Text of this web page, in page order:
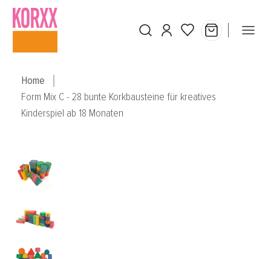
Skip to main content
Home
Form Mix C - 28 bunte Korkbausteine für kreatives
Kinderspiel ab 18 Monaten